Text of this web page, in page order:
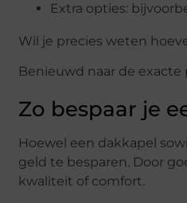
Extra opties:
Wil je precies weten
Benieuwd naar de exacte
Zo bespaar je
Hoewel een dakkapel
geld te besparen. Door
kwaliteit of comfort.